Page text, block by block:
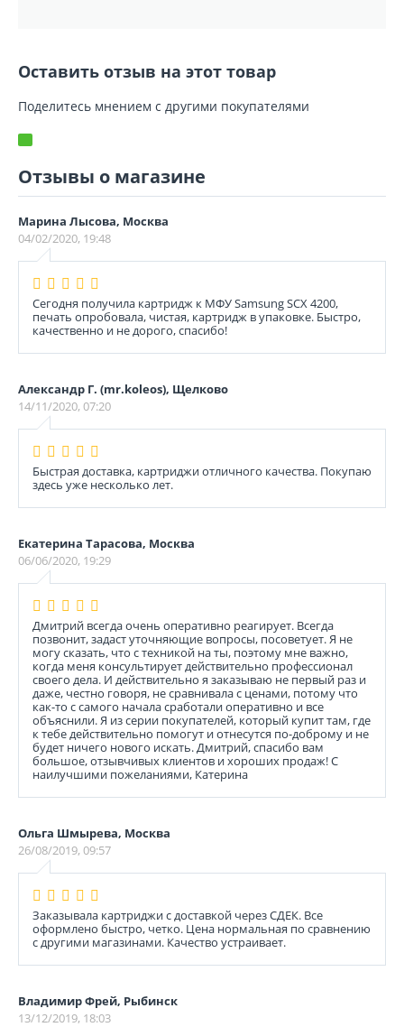
Оставить отзыв на этот товар
Поделитесь мнением с другими покупателями
Отзывы о магазине
Марина Лысова, Москва
04/02/2020, 19:48
Сегодня получила картридж к МФУ Samsung SCX 4200,
печать опробовала, чистая, картридж в упаковке. Быстро,
качественно и не дорого, спасибо!
Александр Г. (mr.koleos), Щелково
14/11/2020, 07:20
Быстрая доставка, картриджи отличного качества. Покупаю
здесь уже несколько лет.
Екатерина Тарасова, Москва
06/06/2020, 19:29
Дмитрий всегда очень оперативно реагирует. Всегда
позвонит, задаст уточняющие вопросы, посоветует. Я не
могу сказать, что с техникой на ты, поэтому мне важно,
когда меня консультирует действительно профессионал
своего дела. И действительно я заказываю не первый раз и
даже, честно говоря, не сравнивала с ценами, потому что
как-то с самого начала сработали оперативно и все
объяснили. Я из серии покупателей, который купит там, где
к тебе действительно помогут и отнесутся по-доброму и не
будет ничего нового искать. Дмитрий, спасибо вам
большое, отзывчивых клиентов и хороших продаж! С
наилучшими пожеланиями, Катерина
Ольга Шмырева, Москва
26/08/2019, 09:57
Заказывала картриджи с доставкой через СДЕК. Все
оформлено быстро, четко. Цена нормальная по сравнению
с другими магазинами. Качество устраивает.
Владимир Фрей, Рыбинск
13/12/2019, 18:03